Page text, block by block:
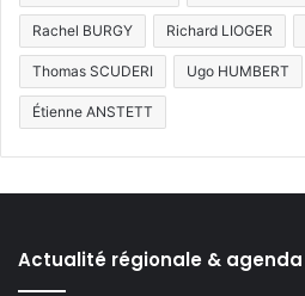
Rachel BURGY Richard LIOGER
Thomas SCUDERI Ugo HUMBERT
Étienne ANSTETT
Actualité régionale & agenda